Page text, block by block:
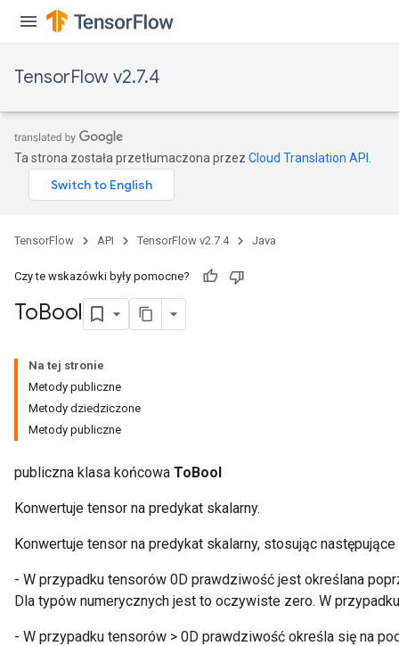
TensorFlow v2.7.4
Ta strona została przetłumaczona przez Cloud Translation API
TensorFlow API TensorFlow v2.7.4 Java
Czy te wskazówki były pomocne?
ToBool
Na tej stronie
Metody publiczne
Metody dziedziczone
Metody publiczne
publiczna klasa końcowa ToBool
Konwertuje tensor na predykat skalarny.
Konwertuje tensor na predykat skalarny, stosując
- W przypadku tensorów 0D prawdziwość jest określana
Dla typów numerycznych jest to oczywiste zero. W
- W przypadku tensorów > 0D prawdziwość określa się na